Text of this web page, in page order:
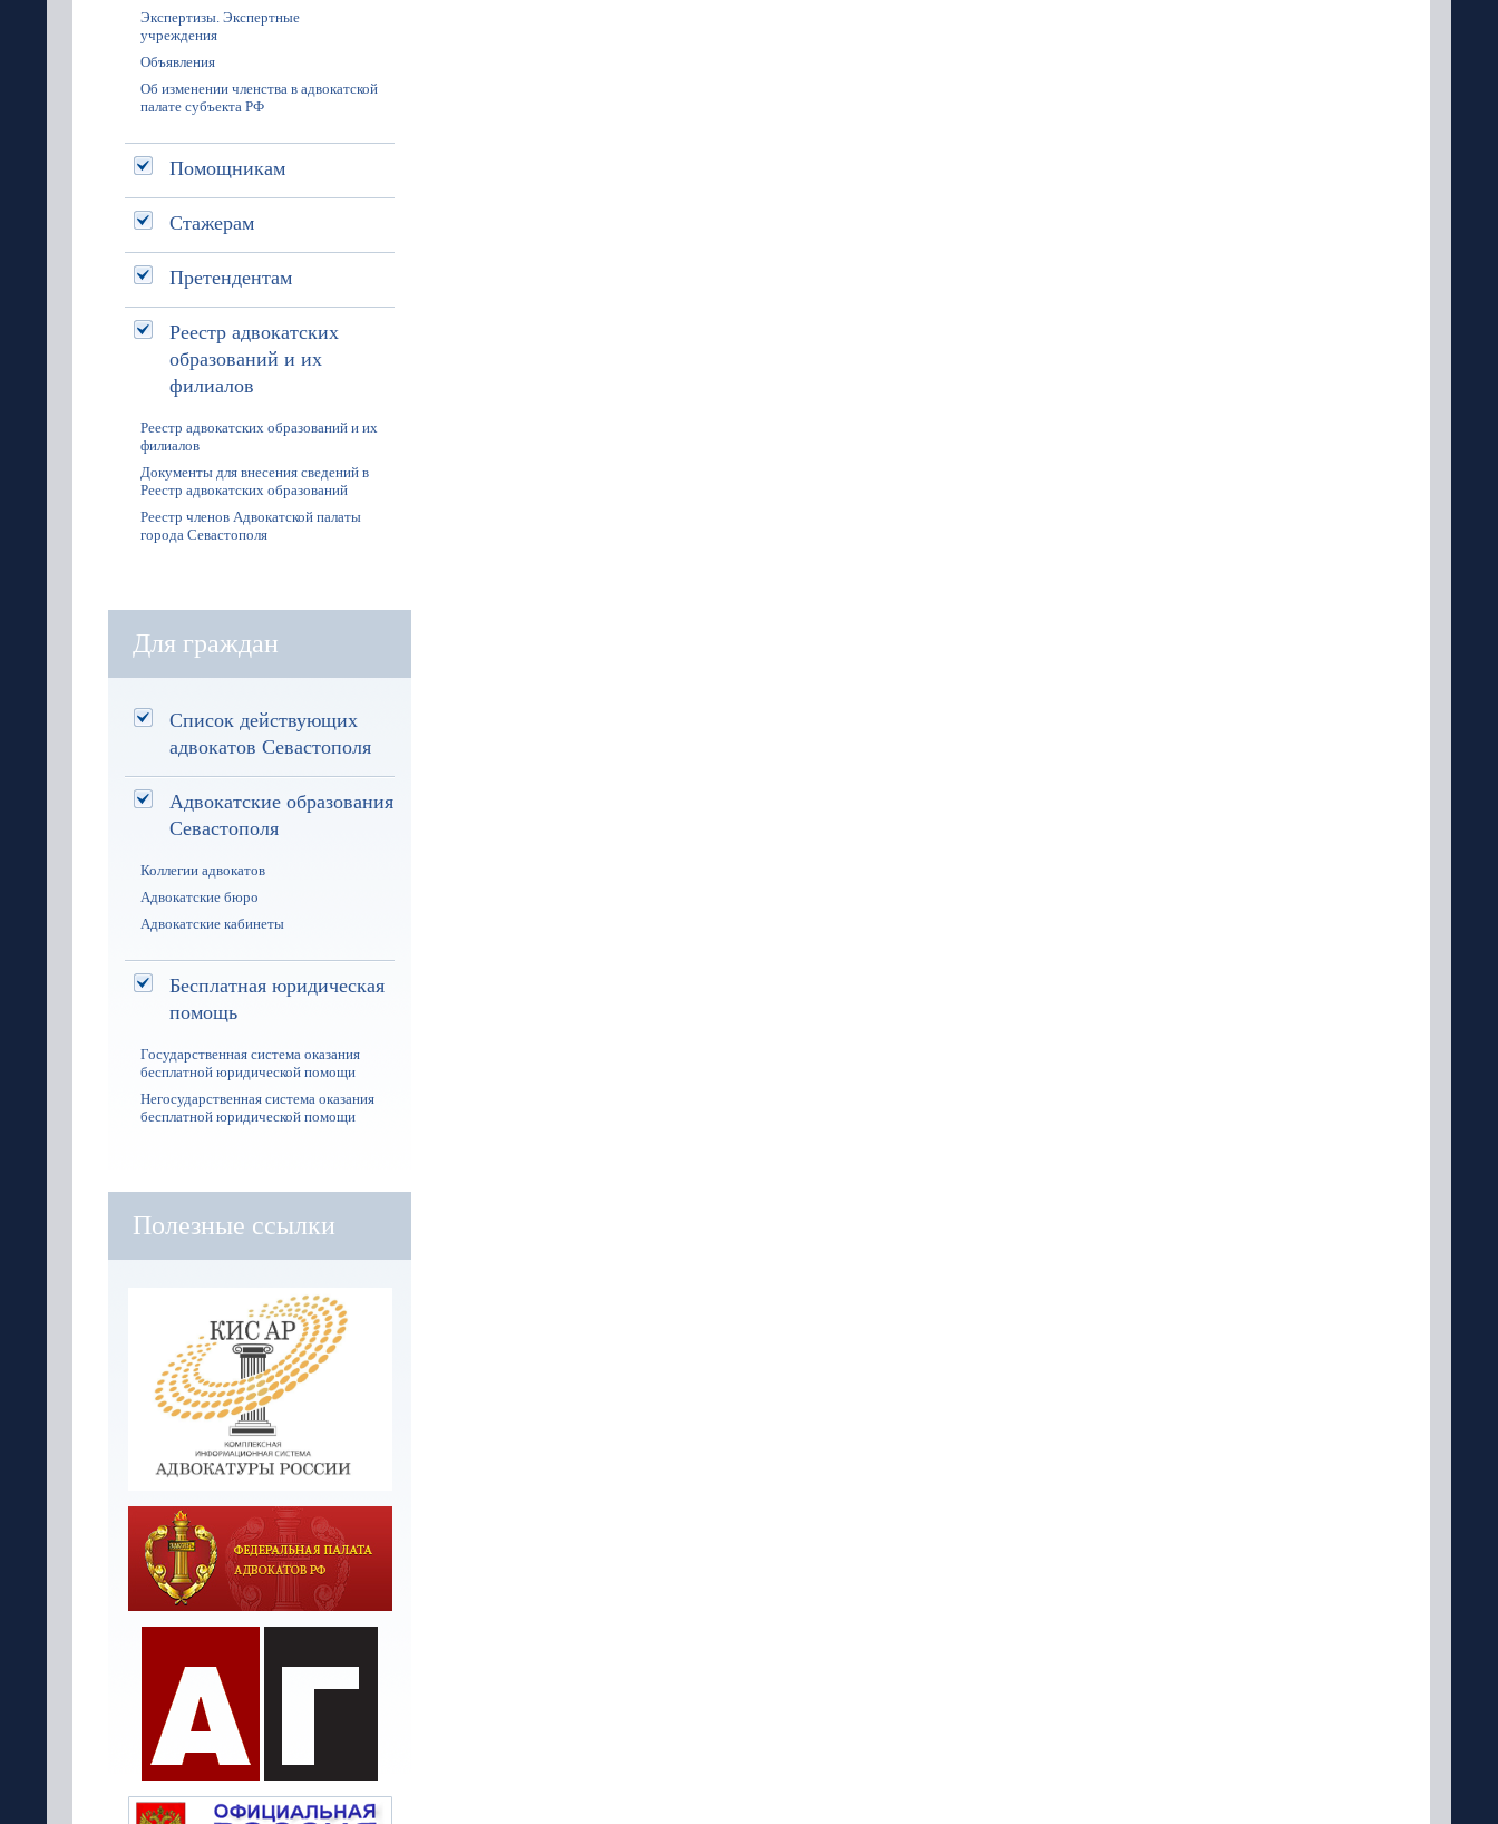
Экспертизы. Экспертные
учреждения
Объявления
Об изменении членства в адвокатской
палате субъекта РФ
Помощникам
Стажерам
Претендентам
Реестр адвокатских
образований и их
филиалов
Реестр адвокатских образований и их
филиалов
Документы для внесения сведений в
Реестр адвокатских образований
Реестр членов Адвокатской палаты
города Севастополя
Для граждан
Список действующих
адвокатов Севастополя
Адвокатские образования
Севастополя
Коллегии адвокатов
Адвокатские бюро
Адвокатские кабинеты
Бесплатная юридическая
помощь
Государственная система оказания
бесплатной юридической помощи
Негосударственная система оказания
бесплатной юридической помощи
Полезные ссылки